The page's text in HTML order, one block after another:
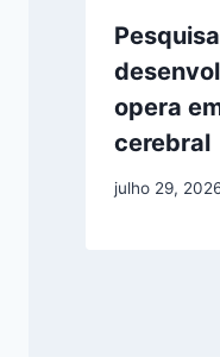
opera
cerebral
julho 29,